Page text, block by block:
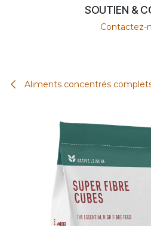
SOUTIEN &
Contactez-
Aliments concentrés